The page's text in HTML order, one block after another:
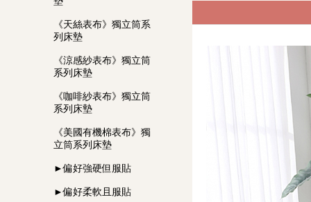
《天絲表布》獨立筒系
列床墊
《涼感紗表布》獨立筒
系列床墊
《咖啡紗表布》獨立筒
系列床墊
《美國有機棉表布》獨
立筒系列床墊
►偏好強硬但服貼
►偏好柔軟且服貼